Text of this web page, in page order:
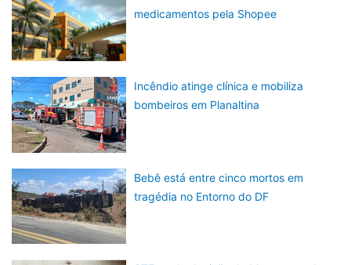
medicamentos pela Shopee
Incêndio atinge clínica e mobiliza
bombeiros em Planaltina
Bebê está entre cinco mortos em
tragédia no Entorno do DF